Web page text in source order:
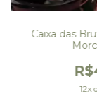
Caixa das
12x